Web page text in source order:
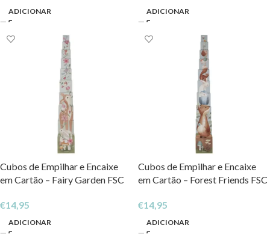
ADICIONAR ADICIONAR
Cubos de Empilhar e Encaixe
em Cartão – Fairy Garden FSC
€14,95
ADICIONAR
Cubos de Empilhar e Encaixe
em Cartão – Forest Friends FSC
€14,95
ADICIONAR